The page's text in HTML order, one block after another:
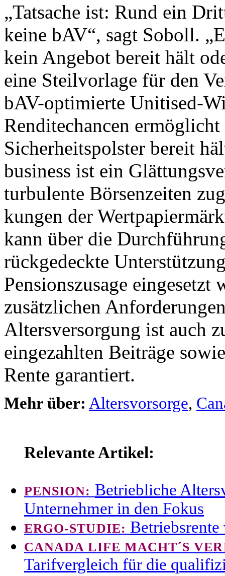
„Tatsache ist: Rund ein
keine bAV“, sagt Soboll.
kein Angebot bereit hält
eine Steilvorlage für den
bAV-optimierte Unitised-
Renditechancen
Sicherheitspolster bereit
business ist ein
turbulente Börsenzeiten
kungen der
kann über die
rückgedeckte
Pensionszusage
zusätzlichen
Altersversorgung ist auch
einge­zahlten Beiträge
Rente garantiert.
Mehr über: Altersvorsorge,
Relevante Artikel:
PENSION: Betriebliche
Unternehmer in den Fokus
ERGO-STUDIE:
CANADA LIFE MACHT´S
Tarifvergleich für die